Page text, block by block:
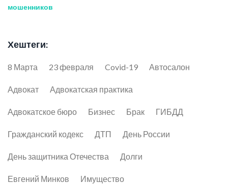
мошенников
Хештеги:
8 Марта 23 февраля Covid-19 Автосалон
Адвокат Адвокатская практика
Адвокатское бюро Бизнес Брак ГИБДД
Гражданский кодекс ДТП День России
День защитника Отечества Долги
Евгений Минков Имущество